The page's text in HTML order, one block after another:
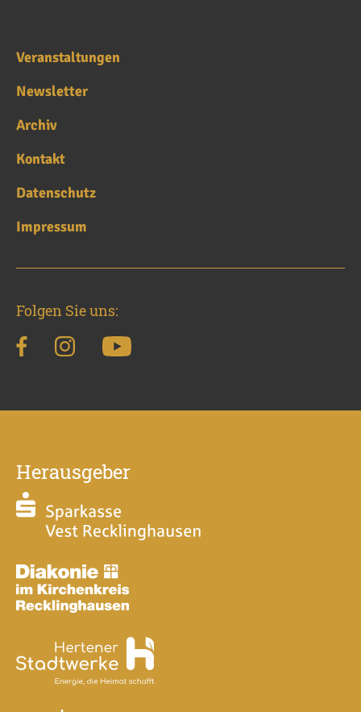
Veranstaltungen
Newsletter
Archiv
Kontakt
Datenschutz
Impressum
Folgen Sie uns:
Herausgeber